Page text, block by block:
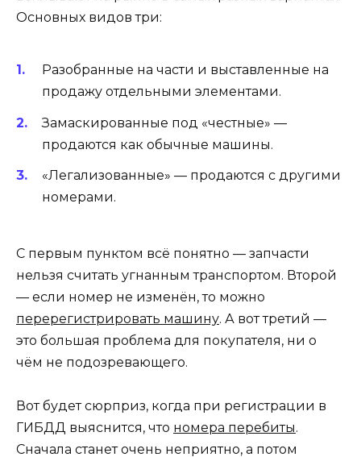
Основных видов три:
Разобранные на части и выставленные на
продажу отдельными элементами.
Замаскированные под «честные» —
продаются как обычные машины.
«Легализованные» — продаются с другими
номерами.
С первым пунктом всё понятно — запчасти
нельзя считать угнанным транспортом. Второй
— если номер не изменён, то можно
перерегистрировать машину. А вот третий —
это большая проблема для покупателя, ни о
чём не подозревающего.
Вот будет сюрприз, когда при регистрации в
ГИБДД выяснится, что номера перебиты.
Сначала станет очень неприятно, а потом